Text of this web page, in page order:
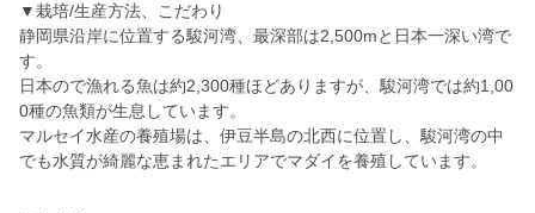
▼栽培/生産方法、こだわり
静岡県沿岸に位置する駿河湾、最深部は2,500mと日本一深い湾で
す。
日本ので漁れる魚は約2,300種ほどありますが、駿河湾では約1,00
0種の魚類が生息しています。
マルセイ水産の養殖場は、伊豆半島の北西に位置し、駿河湾の中